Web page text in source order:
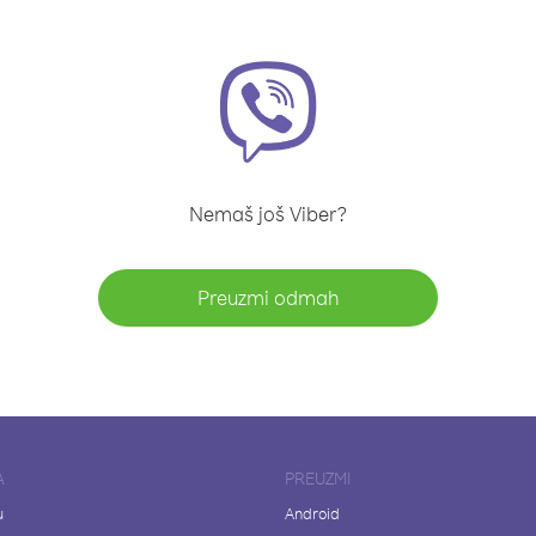
Nemaš još Viber?
Preuzmi odmah
PREUZMI
Android